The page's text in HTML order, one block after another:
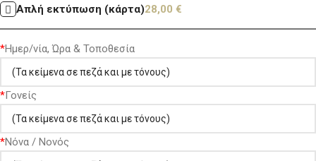
Απλή εκτύπωση (κάρτα)28,00 €
*Ημερ/νία, Ώρα & Τοποθεσία
*Γονείς
*Νόνα / Νονός